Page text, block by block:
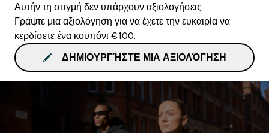
Αυτήν τη στιγμή δεν υπάρχουν αξιολογήσεις.
Γράψτε μια αξιολόγηση για να έχετε την ευκαιρία να
κερδίσετε ένα κουπόνι €100.
ΔΗΜΙΟΥΡΓΉΣΤΕ ΜΙΑ ΑΞΙΟΛΌΓΗΣΗ